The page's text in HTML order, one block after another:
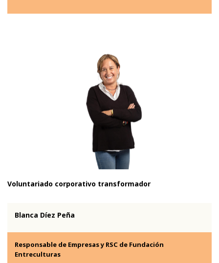
Voluntariado corporativo transformador
Blanca Díez Peña
Responsable de Empresas y RSC de Fundación
Entreculturas